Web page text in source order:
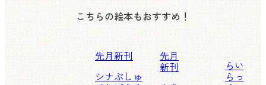
こちらの絵本もおすすめ！
先月新刊
シナぷしゅ
先月
新刊
らい
らっ